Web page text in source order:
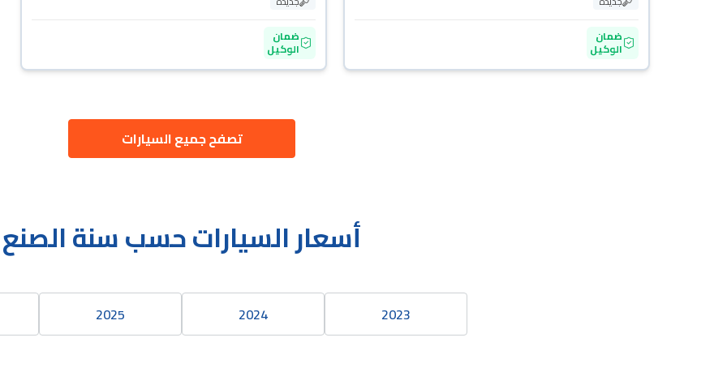
ضمان
الوكيل
ضمان
الوكيل
تصفح جميع السيارات
أسعار السيارات حسب سنة الصنع
2023
2024
2025